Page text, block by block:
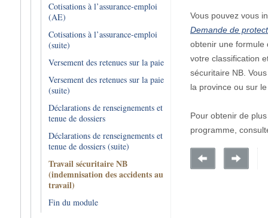
Cotisations à l’assurance-emploi
(AE)
Cotisations à l’assurance-emploi
(suite)
Versement des retenues sur la paie
Versement des retenues sur la paie
(suite)
Déclarations de renseignements et
tenue de dossiers
Déclarations de renseignements et
tenue de dossiers (suite)
Travail sécuritaire NB
(indemnisation des accidents au
travail)
Fin du module
Vous pouvez vous
Demande de
obtenir une formule
votre classification
sécuritaire NB.
la province ou sur
Pour obtenir de
programme,